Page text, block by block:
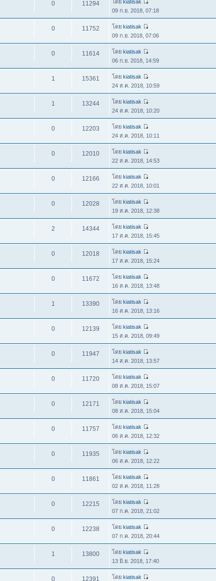
0 11294 โดยkiatisak
09 ก.ย. 2018, 07:18
0 11752 โดยkiatisak
09 ก.ย. 2018, 07:06
0 11614 โดยkiatisak
06 ก.ย. 2018, 14:59
1 15361 โดยkiatisak
24 ส.ค. 2018, 10:59
1 13244 โดยkiatisak
24 ส.ค. 2018, 10:20
0 12203 โดยkiatisak
24 ส.ค. 2018, 10:11
0 12010 โดยkiatisak
22 ส.ค. 2018, 14:53
0 12166 โดยkiatisak
22 ส.ค. 2018, 10:01
0 12028 โดยkiatisak
19 ส.ค. 2018, 12:38
2 14344 โดยkiatisak
17 ส.ค. 2018, 15:45
0 12018 โดยkiatisak
17 ส.ค. 2018, 15:24
0 11672 โดยkiatisak
16 ส.ค. 2018, 13:48
1 13390 โดยkiatisak
16 ส.ค. 2018, 13:16
0 12139 โดยkiatisak
15 ส.ค. 2018, 09:49
0 11947 โดยkiatisak
14 ส.ค. 2018, 13:57
0 11720 โดยkiatisak
08 ส.ค. 2018, 15:07
0 12171 โดยkiatisak
08 ส.ค. 2018, 15:04
0 11757 โดยkiatisak
06 ส.ค. 2018, 12:32
0 11935 โดยkiatisak
06 ส.ค. 2018, 12:22
0 11861 โดยkiatisak
02 ส.ค. 2018, 11:28
0 12215 โดยkiatisak
07 ก.ค. 2018, 21:02
0 12238 โดยkiatisak
07 ก.ค. 2018, 20:44
1 13800 โดยkiatisak
13 มิ.ย. 2018, 17:40
0 12391 โดยkiatisak